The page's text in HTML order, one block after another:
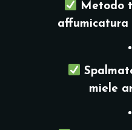
Metodo
affumicatura
miele